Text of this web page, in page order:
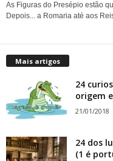
As Figuras do Presépio estão
Depois... a Romaria até aos
Mais artigos
24
origem
21/01/2018
24 dos
(1 é